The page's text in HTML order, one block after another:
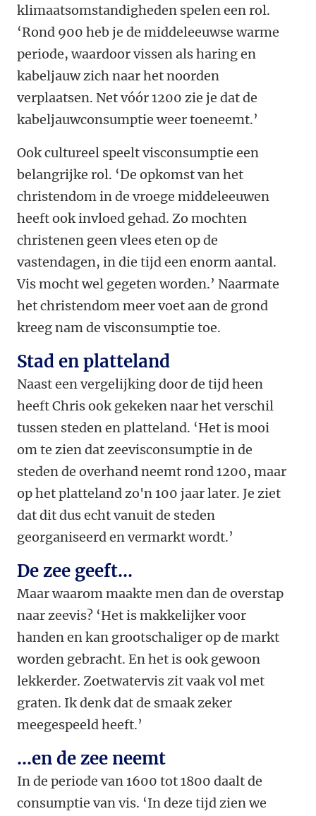
klimaatsomstandigheden spelen een rol.
‘Rond 900 heb je de middeleeuwse warme
periode, waardoor vissen als haring en
kabeljauw zich naar het noorden
verplaatsen. Net vóór 1200 zie je dat de
kabeljauwconsumptie weer toeneemt.’
Ook cultureel speelt visconsumptie een
belangrijke rol. ‘De opkomst van het
christendom in de vroege middeleeuwen
heeft ook invloed gehad. Zo mochten
christenen geen vlees eten op de
vastendagen, in die tijd een enorm aantal.
Vis mocht wel gegeten worden.’ Naarmate
het christendom meer voet aan de grond
kreeg nam de visconsumptie toe.
Stad en platteland
Naast een vergelijking door de tijd heen
heeft Chris ook gekeken naar het verschil
tussen steden en platteland. ‘Het is mooi
om te zien dat zeevisconsumptie in de
steden de overhand neemt rond 1200, maar
op het platteland zo'n 100 jaar later. Je ziet
dat dit dus echt vanuit de steden
georganiseerd en vermarkt wordt.’
De zee geeft...
Maar waarom maakte men dan de overstap
naar zeevis? ‘Het is makkelijker voor
handen en kan grootschaliger op de markt
worden gebracht. En het is ook gewoon
lekkerder. Zoetwatervis zit vaak vol met
graten. Ik denk dat de smaak zeker
meegespeeld heeft.’
...en de zee neemt
In de periode van 1600 tot 1800 daalt de
consumptie van vis. ‘In deze tijd zien we